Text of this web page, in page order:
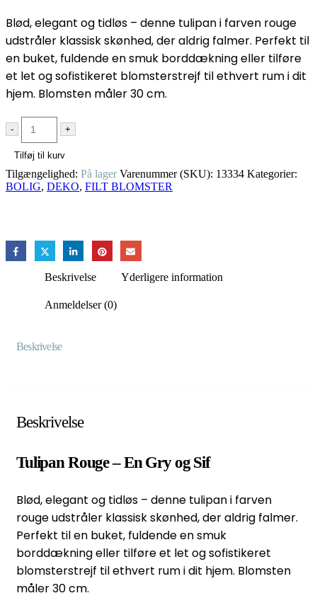
Blød, elegant og tidløs – denne tulipan i farven rouge
udstråler klassisk skønhed, der aldrig falmer. Perfekt til
en buket, fuldende en smuk borddækning eller tilføre
et let og sofistikeret blomsterstrejf til ethvert rum i dit
hjem. Blomsten måler 30 cm.
- +
Tilføj til kurv
Tilgængelighed: På lager Varenummer (SKU): 13334 Kategorier:
BOLIG, DEKO, FILT BLOMSTER
Beskrivelse Yderligere information
Anmeldelser (0)
Beskrivelse
Beskrivelse
Tulipan Rouge – En Gry og Sif
Blød, elegant og tidløs – denne tulipan i farven
rouge udstråler klassisk skønhed, der aldrig falmer.
Perfekt til en buket, fuldende en smuk
borddækning eller tilføre et let og sofistikeret
blomsterstrejf til ethvert rum i dit hjem. Blomsten
måler 30 cm.